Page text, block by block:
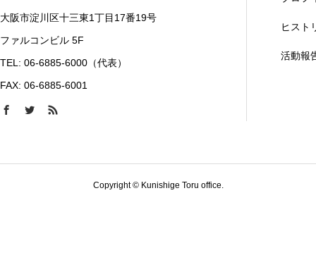
大阪市淀川区十三東1丁目17番19号
ファルコンビル 5F
TEL: 06-6885-6000（代表）
FAX: 06-6885-6001
ヒスト
活動報
Copyright © Kunishige Toru office.